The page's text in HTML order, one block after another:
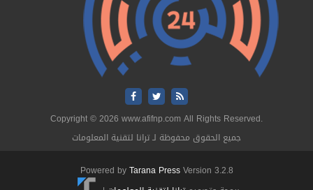
Copyright © 2026 www.afifnp.com All Rights Reserved.
جميع الحقوق محفوظة لـ ترانا لتقنية المعلومات
Powered byTarana PressVersion 3.2.8